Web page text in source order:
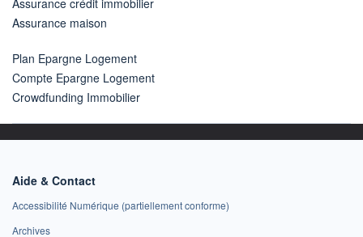
Assurance crédit immobilier
Assurance maison
Plan Epargne Logement
Compte Epargne Logement
Crowdfunding Immobilier
Aide & Contact
Accessibilité Numérique (partiellement conforme)
Archives